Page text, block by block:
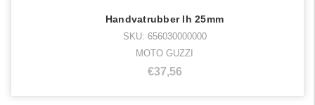
Handvatrubber lh 25mm
SKU: 656030000000
MOTO GUZZI
€37,56